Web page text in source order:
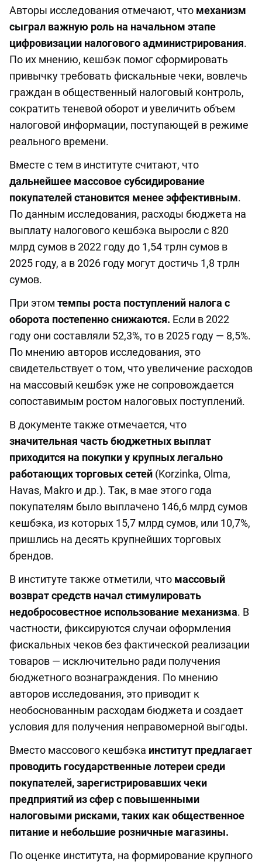
Авторы исследования отмечают, что механизм
сыграл важную роль на начальном этапе
цифровизации налогового администрирования.
По их мнению, кешбэк помог сформировать
привычку требовать фискальные чеки, вовлечь
граждан в общественный налоговый контроль,
сократить теневой оборот и увеличить объем
налоговой информации, поступающей в режиме
реального времени.
Вместе с тем в институте считают, что
дальнейшее массовое субсидирование
покупателей становится менее эффективным.
По данным исследования, расходы бюджета на
выплату налогового кешбэка выросли с 820
млрд сумов в 2022 году до 1,54 трлн сумов в
2025 году, а в 2026 году могут достичь 1,8 трлн
сумов.
При этом темпы роста поступлений налога с
оборота постепенно снижаются. Если в 2022
году они составляли 52,3%, то в 2025 году — 8,5%.
По мнению авторов исследования, это
свидетельствует о том, что увеличение расходов
на массовый кешбэк уже не сопровождается
сопоставимым ростом налоговых поступлений.
В документе также отмечается, что
значительная часть бюджетных выплат
приходится на покупки у крупных легально
работающих торговых сетей (Korzinka, Olma,
Havas, Makro и др.). Так, в мае этого года
покупателям было выплачено 146,6 млрд сумов
кешбэка, из которых 15,7 млрд сумов, или 10,7%,
пришлись на десять крупнейших торговых
брендов.
В институте также отметили, что массовый
возврат средств начал стимулировать
недобросовестное использование механизма. В
частности, фиксируются случаи оформления
фискальных чеков без фактической реализации
товаров — исключительно ради получения
бюджетного вознаграждения. По мнению
авторов исследования, это приводит к
необоснованным расходам бюджета и создает
условия для получения неправомерной выгоды.
Вместо массового кешбэка институт предлагает
проводить государственные лотереи среди
покупателей, зарегистрировавших чеки
предприятий из сфер с повышенными
налоговыми рисками, таких как общественное
питание и небольшие розничные магазины.
По оценке института, на формирование крупного